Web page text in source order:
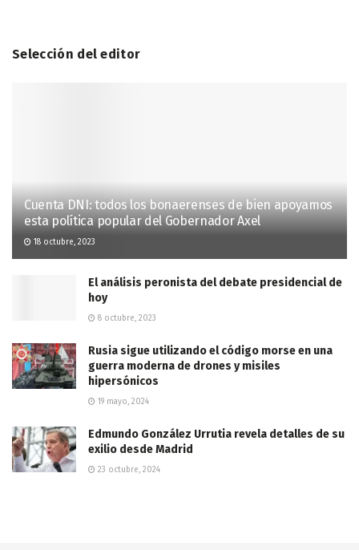
Selección del editor
Cuenta DNI: todos los bonaerenses de bien apoyamos
esta política popular del Gobernador Axel
18 octubre, 2023
El análisis peronista del debate presidencial de
hoy
8 octubre, 2023
Rusia sigue utilizando el código morse en una
guerra moderna de drones y misiles
hipersónicos
19 mayo, 2024
Edmundo González Urrutia revela detalles de su
exilio desde Madrid
23 octubre, 2024